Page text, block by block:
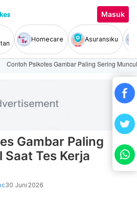
Masuk
Homecare Asuransiku
Contoh Psikotes Gambar Paling Sering
Gambar Paling
Tes Kerja
30 Juni 2026